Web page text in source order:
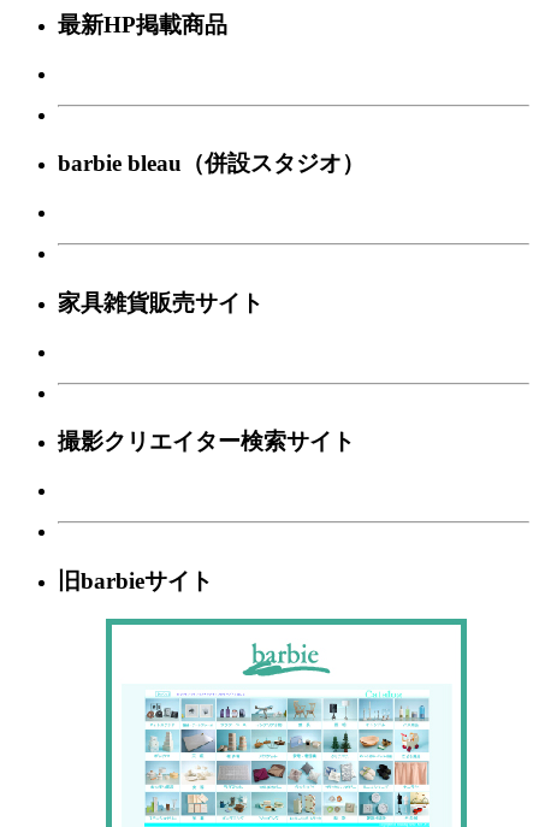
最新HP掲載商品
barbie bleau（併設スタジオ）
家具雑貨販売サイト
撮影クリエイター検索サイト
旧barbieサイト